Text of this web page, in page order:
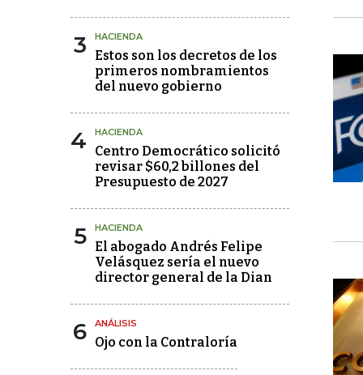
3 HACIENDA
Estos son los decretos de los
primeros nombramientos
del nuevo gobierno
4 HACIENDA
Centro Democrático solicitó
revisar $60,2 billones del
Presupuesto de 2027
5 HACIENDA
El abogado Andrés Felipe
Velásquez sería el nuevo
director general de la Dian
6 ANÁLISIS
Ojo con la Contraloría